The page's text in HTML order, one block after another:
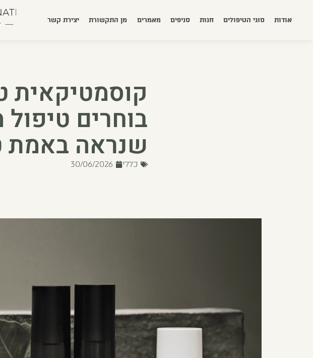
אודות סוגי הטיפולים חנות סניפים מאמרים מן התקשורת יצירת קשר
קוסמטיקאית
בוחרים
שנראה באמת
כללי 30/06/2026